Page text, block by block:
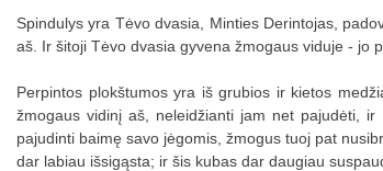
Spindulys yra Tėvo dvasia, Minties Derintojas,
aš. Ir šitoji Tėvo dvasia gyvena žmogaus viduje - jo
Perpintos plokštumos yra iš grubios ir kietos
žmogaus vidinį aš, neleidžianti jam net pajudėti,
pajudinti baimę savo jėgomis, žmogus tuoj pat
dar labiau išsigąsta; ir šis kubas dar daugiau